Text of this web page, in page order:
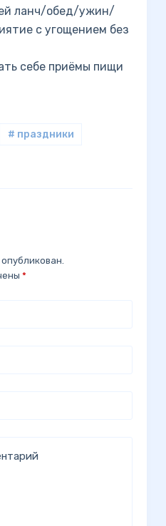
ланч/обед/ужин/
с угощением без
себе приёмы пищи
# праздники
*